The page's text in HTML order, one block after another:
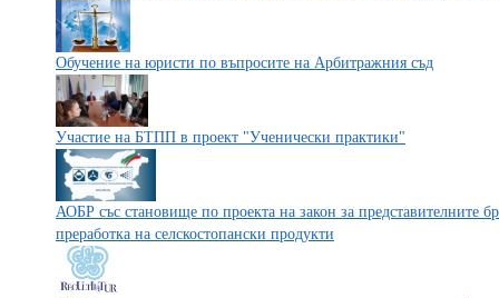
Обучение на юристи по въпросите на Арбитражния съд
Участие на БТПП в проект "Ученически практики"
АОБР със становище по проекта на закон за представителните
преработка на селскостопански продукти